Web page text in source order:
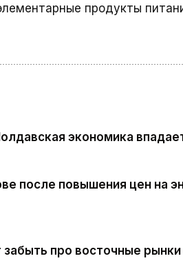
продукты
экономика
после повышения цен на
про восточные